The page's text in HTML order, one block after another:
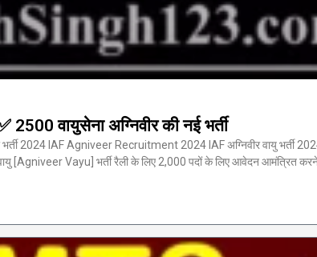
वायुसेना अग्निवीर की नई भर्ती
2024 IAF Agniveer Recruitment 2024 IAF अग्निवीर वायु भर्ती
Vayu] भर्ती रैली के लिए 2,000 पदों के लिए आवेदन आमंत्रित